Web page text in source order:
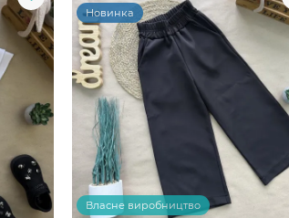
Новинка
Власне виробництво